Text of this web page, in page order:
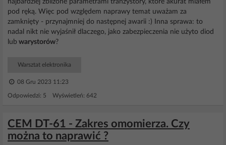
najbardziej zbliżone parametrami tranzystory, które akurat miałem
pod ręką. Więc pod względem naprawy temat uważam za
zamknięty - przynajmniej do następnej awarii :) Inna sprawa: to
nadal nikt nie wyjaśnił dlaczego, jako zabezpieczenia nie użyto diod
lub warystorów?
Warsztat elektronika
08 Gru 2023 11:23
Odpowiedzi: 5 Wyświetleń: 642
CEM DT-61 - Zakres omomierza. Czy
można to naprawić ?